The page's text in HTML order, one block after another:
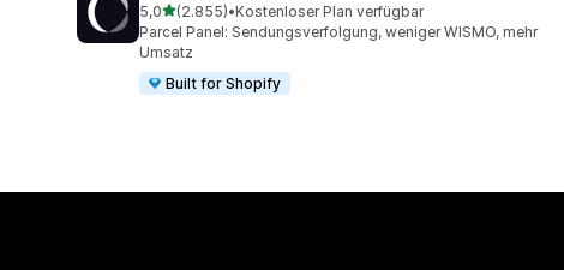
5,0von 5 Sternen
(2.855)
2855 Rezensionen insgesamt
•Kostenloser Plan verfügbar
Parcel Panel: Sendungsverfolgung, weniger WISMO, mehr
Umsatz
Built for Shopify